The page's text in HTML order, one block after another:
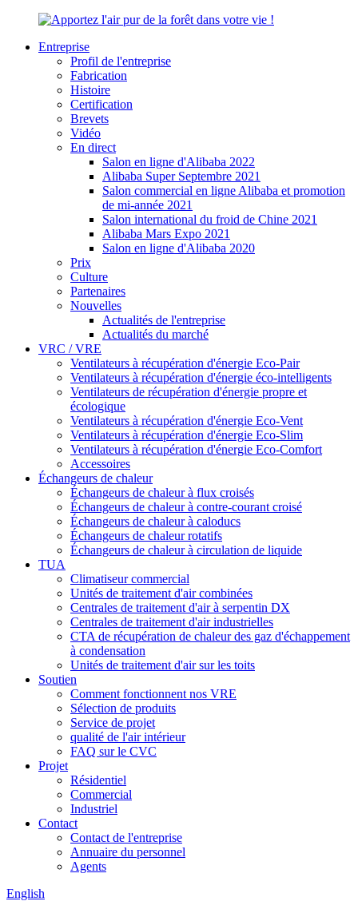
Entreprise
Profil de l'entreprise
Fabrication
Histoire
Certification
Brevets
Vidéo
En direct
Salon en ligne d'Alibaba 2022
Alibaba Super Septembre 2021
Salon commercial en ligne Alibaba et promotion
de mi-année 2021
Salon international du froid de Chine 2021
Alibaba Mars Expo 2021
Salon en ligne d'Alibaba 2020
Prix
Culture
Partenaires
Nouvelles
Actualités de l'entreprise
Actualités du marché
VRC / VRE
Ventilateurs à récupération d'énergie Eco-Pair
Ventilateurs à récupération d'énergie éco-intelligents
Ventilateurs de récupération d'énergie propre et
écologique
Ventilateurs à récupération d'énergie Eco-Vent
Ventilateurs à récupération d'énergie Eco-Slim
Ventilateurs à récupération d'énergie Eco-Comfort
Accessoires
Échangeurs de chaleur
Échangeurs de chaleur à flux croisés
Échangeurs de chaleur à contre-courant croisé
Échangeurs de chaleur à caloducs
Échangeurs de chaleur rotatifs
Échangeurs de chaleur à circulation de liquide
TUA
Climatiseur commercial
Unités de traitement d'air combinées
Centrales de traitement d'air à serpentin DX
Centrales de traitement d'air industrielles
CTA de récupération de chaleur des gaz d'échappement
à condensation
Unités de traitement d'air sur les toits
Soutien
Comment fonctionnent nos VRE
Sélection de produits
Service de projet
qualité de l'air intérieur
FAQ sur le CVC
Projet
Résidentiel
Commercial
Industriel
Contact
Contact de l'entreprise
Annuaire du personnel
Agents
English